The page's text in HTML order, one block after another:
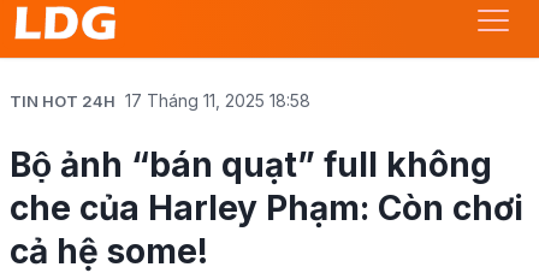
TIN HOT 24H 17 Tháng 11, 2025 18:58
Bộ ảnh “bán quạt” full không
che của Harley Phạm: Còn chơi
cả hệ some!